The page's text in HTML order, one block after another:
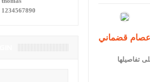
محمود أحمد فريحات.. مبارك ومزيدا من التوفيق
عصام قضماني
تفاصيلها
1234567890